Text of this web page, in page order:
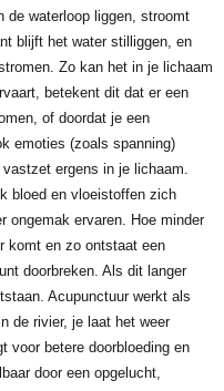
de waterloop liggen, stroomt
blijft het water stilliggen, en
Zo kan het in je lichaam
betekent dit dat er een
of doordat je een
emoties (zoals spanning)
ergens in je lichaam.
bloed en vloeistoffen zich
ongemak ervaren. Hoe minder
komt en zo ontstaat een
doorbreken. Als dit langer
Acupunctuur werkt als
de rivier, je laat het weer
voor betere doorbloeding en
door een opgelucht,